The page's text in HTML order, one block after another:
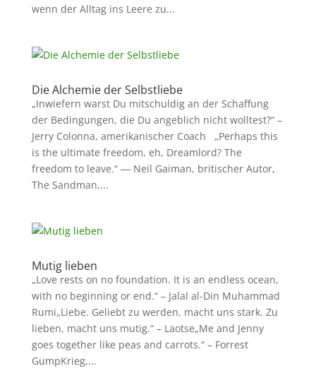
wenn der Alltag ins Leere zu...
Die Alchemie der Selbstliebe
„Inwiefern warst Du mitschuldig an der Schaffung
der Bedingungen, die Du angeblich nicht wolltest?“ –
Jerry Colonna, amerikanischer Coach „Perhaps this
is the ultimate freedom, eh, Dreamlord? The
freedom to leave.“ ― Neil Gaiman, britischer Autor,
The Sandman,...
Mutig lieben
„Love rests on no foundation. It is an endless ocean,
with no beginning or end.“ – Jalal al-Din Muhammad
Rumi„Liebe. Geliebt zu werden, macht uns stark. Zu
lieben, macht uns mutig.“ – Laotse„Me and Jenny
goes together like peas and carrots.“ – Forrest
GumpKrieg,...